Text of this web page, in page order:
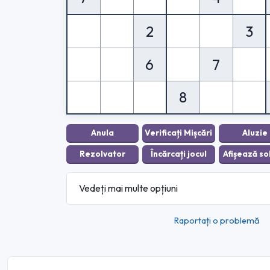
2
3
6
7
8
Vedeți mai multe opțiuni
Raportați o problemă